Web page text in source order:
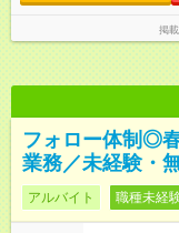
掲
フォロー体制◎
業務／未経験・
アルバイト 職種未経